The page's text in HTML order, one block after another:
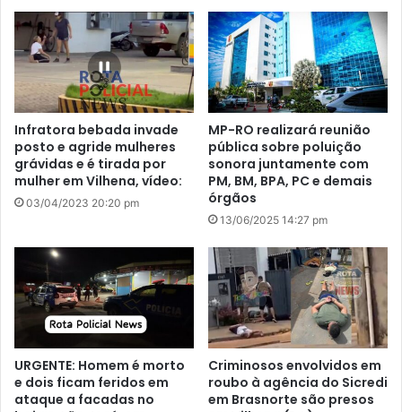
Infratora bebada invade
posto e agride mulheres
grávidas e é tirada por
mulher em Vilhena, vídeo:
03/04/2023 20:20 pm
MP-RO realizará reunião
pública sobre poluição
sonora juntamente com
PM, BM, BPA, PC e demais
órgãos
13/06/2025 14:27 pm
URGENTE: Homem é morto
e dois ficam feridos em
ataque a facadas no
Criminosos envolvidos em
roubo à agência do Sicredi
em Brasnorte são presos